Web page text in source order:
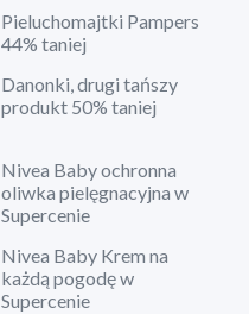
Pieluchomajtki Pampers
44% taniej
Danonki, drugi tańszy
produkt 50% taniej
Nivea Baby ochronna
oliwka pielęgnacyjna w
Supercenie
Nivea Baby Krem na
każdą pogodę w
Supercenie